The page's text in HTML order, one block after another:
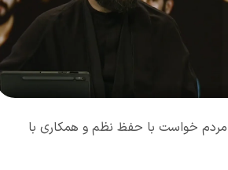
مردم خواست با حفظ نظم و همکاری با